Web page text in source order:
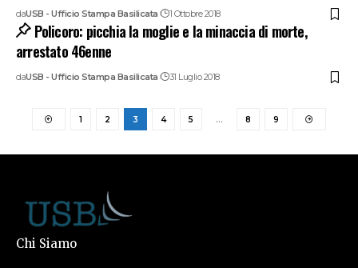
daUSB - Ufficio Stampa Basilicata 1 Ottobre 2018
Policoro: picchia la moglie e la minaccia di morte,
arrestato 46enne
daUSB - Ufficio Stampa Basilicata 31 Luglio 2018
1 2 3 4 5 … 8 9
Chi Siamo